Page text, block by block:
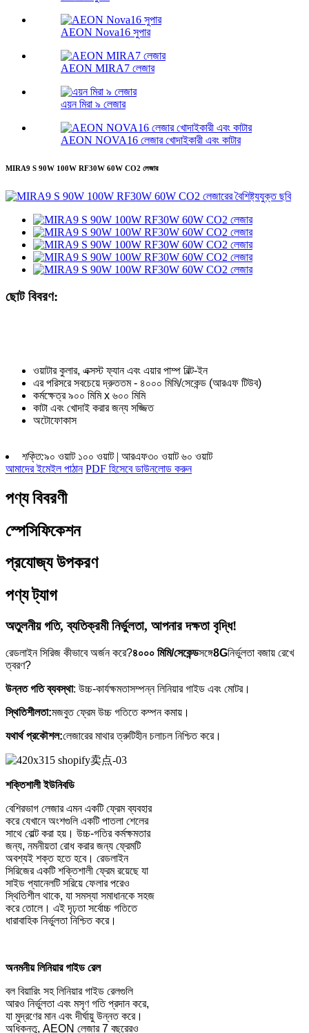
AEON Nova16 সুপার
AEON MIRA7 লেজার
এয়ন মিরা ৯ লেজার
AEON NOVA16 লেজার খোদাইকারী এবং কাটার
MIRA9 S 90W 100W RF30W 60W CO2 লেজার
ছোট বিবরণ:
ওয়াটার কুলার, এক্সস্ট ফ্যান এবং এয়ার পাম্প বিল্ট-ইন
এর পরিসরে সবচেয়ে দ্রুততম - ৪০০০ মিমি/সেকেন্ড (আরএফ টিউব)
কর্মক্ষেত্র ৯০০ মিমি x ৬০০ মিমি
কাটা এবং খোদাই করার জন্য সজ্জিত
অটোফোকাস
শক্তি:৯০ ওয়াট ১০০ ওয়াট | আরএফ৩০ ওয়াট ৬০ ওয়াট
আমাদের ইমেইল পাঠান PDF হিসেবে ডাউনলোড করুন
পণ্য বিবরণী
স্পেসিফিকেশন
প্রযোজ্য উপকরণ
পণ্য ট্যাগ
অতুলনীয় গতি, ব্যতিক্রমী নির্ভুলতা, আপনার দক্ষতা বৃদ্ধি!
রেডলাইন সিরিজ কীভাবে অর্জন করে?৪০০০ মিমি/সেকেন্ডসঙ্গে8Gনির্ভুলতা বজায় রেখে
ত্বরণ?
উন্নত গতি ব্যবস্থা: উচ্চ-কার্যক্ষমতাসম্পন্ন লিনিয়ার গাইড এবং মোটর।
স্থিতিশীলতা:মজবুত ফ্রেম উচ্চ গতিতে কম্পন কমায়।
যথার্থ প্রকৌশল:লেজারের মাথার ত্রুটিহীন চলাচল নিশ্চিত করে।
শক্তিশালী ইউনিবডি
বেশিরভাগ লেজার এমন একটি ফ্রেম ব্যবহার
করে যেখানে অংশগুলি একটি পাতলা শেলের
সাথে বোল্ট করা হয়। উচ্চ-গতির কর্মক্ষমতার
জন্য, নমনীয়তা রোধ করার জন্য ফ্রেমটি
অবশ্যই শক্ত হতে হবে। রেডলাইন
সিরিজের একটি শক্তিশালী ফ্রেম রয়েছে যা
সাইড প্যানেলটি সরিয়ে ফেলার পরেও
স্থিতিশীল থাকে, যা সমস্যা সমাধানকে সহজ
করে তোলে। এই দৃঢ়তা সর্বোচ্চ গতিতে
ধারাবাহিক নির্ভুলতা নিশ্চিত করে।
অনমনীয় লিনিয়ার গাইড রেল
বল বিয়ারিং সহ লিনিয়ার গাইড রেলগুলি
আরও নির্ভুলতা এবং মসৃণ গতি প্রদান করে,
যা মুদ্রণের মান এবং দীর্ঘায়ু উন্নত করে।
অধিকন্তু, AEON লেজার 7 বছরেরও